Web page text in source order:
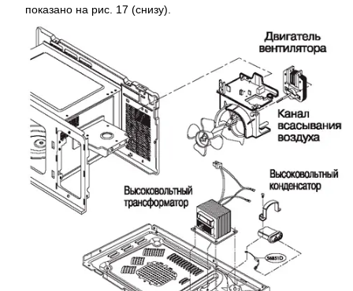
показано на рис. 17 (снизу).